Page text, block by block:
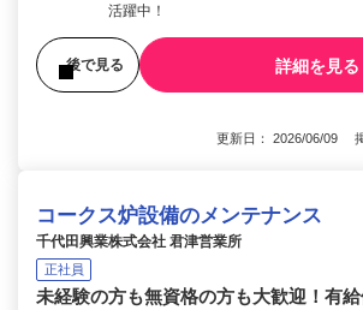
活躍中！
後で見る 詳細を見る
更新日： 2026/06/09
コークス炉設備のメンテナンス
千代田興業株式会社 君津営業所
正社員
未経験の方も無資格の方も大歓迎！有